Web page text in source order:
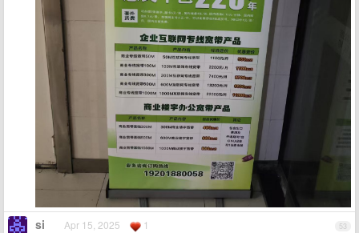
53
si Apr 15, 2025 1